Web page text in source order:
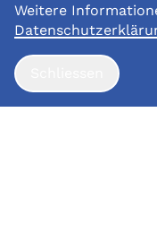
Weitere